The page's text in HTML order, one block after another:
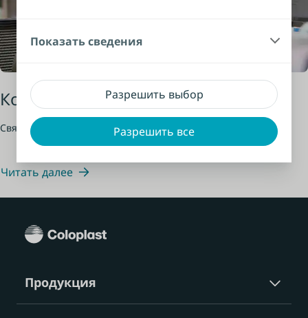
Разрешить выбор
Разрешить все
Показать сведения
Контактная информация
Связаться с нами
Читать далее
Продукция